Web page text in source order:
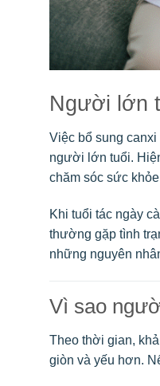
Người lớn
Việc bổ sung
người lớn tuổi.
chăm sóc sức
Khi tuổi tác ngày
thường gặp tình
những nguyên
Vì sao
Theo thời gian,
giòn và yếu hơn.